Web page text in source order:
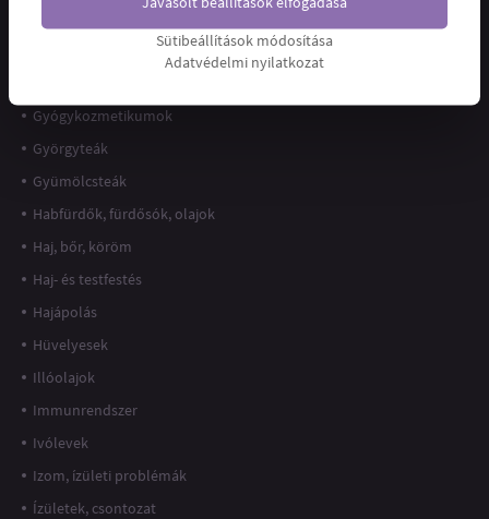
Gyógykozmetikumok
Györgyteák
Gyümölcsteák
Habfürdők, fürdősók, olajok
Haj, bőr, köröm
Haj- és testfestés
Hajápolás
Hüvelyesek
Illóolajok
Immunrendszer
Ivólevek
Izom, ízületi problémák
Ízületek, csontozat
Sütibeállítások módosítása
Adatvédelmi nyilatkozat